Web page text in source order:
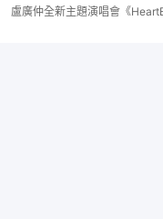
盧廣仲全新主題演唱會《